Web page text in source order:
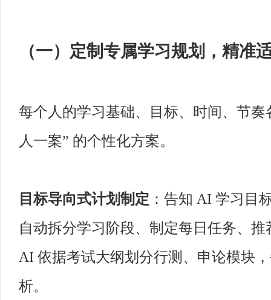
（一）定制专属学习规划，精准
每个人的学习基础、目标、时间、节
人一案” 的个性化方案。
目标导向式计划制定 ：告知 AI 学习目
自动拆分学习阶段、制定每日任务、
AI 依据考试大纲划分行测、申论模块
析。